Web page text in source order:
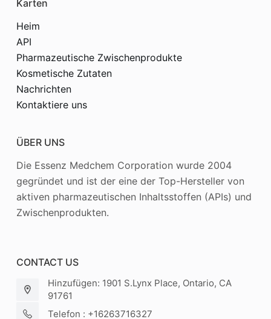
Karten
Heim
API
Pharmazeutische Zwischenprodukte
Kosmetische Zutaten
Nachrichten
Kontaktiere uns
ÜBER UNS
Die Essenz Medchem Corporation wurde 2004
gegründet und ist der eine der Top-Hersteller von
aktiven pharmazeutischen Inhaltsstoffen (APIs) und
Zwischenprodukten.
CONTACT US
Hinzufügen: 1901 S.Lynx Place, Ontario, CA
91761
Telefon : +16263716327